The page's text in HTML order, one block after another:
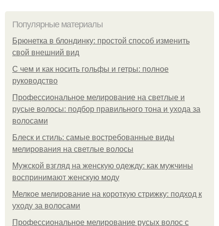
Популярные материалы
Брюнетка в блондинку: простой способ изменить
свой внешний вид
С чем и как носить гольфы и гетры: полное
руководство
Профессиональное мелирование на светлые и
русые волосы: подбор правильного тона и ухода за
волосами
Блеск и стиль: самые востребованные виды
мелирования на светлые волосы
Мужской взгляд на женскую одежду: как мужчины
воспринимают женскую моду
Мелкое мелирование на короткую стрижку: подход к
уходу за волосами
Профессиональное мелирование русых волос с